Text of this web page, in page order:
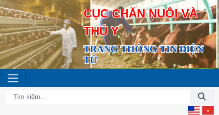
CỤC CHĂN NUÔI VÀ
THÚ Y
TRANG THÔNG TIN ĐIỆN
TỬ